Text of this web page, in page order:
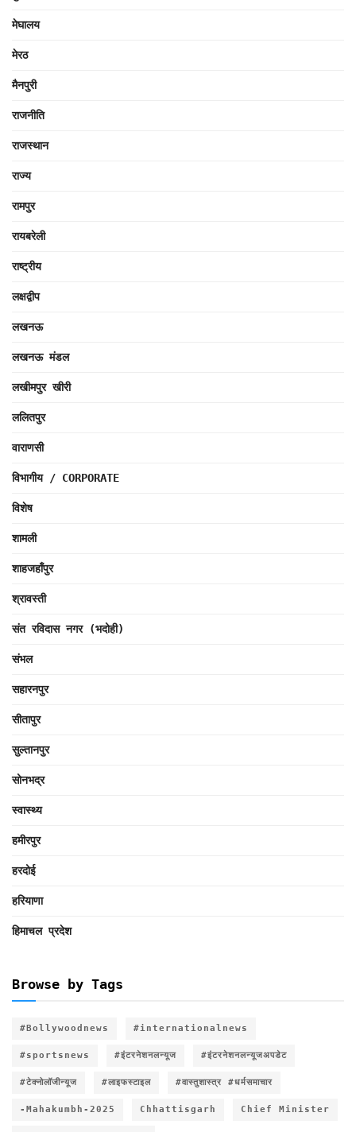
मेघालय
मेरठ
मैनपुरी
राजनीति
राजस्थान
राज्य
रामपुर
रायबरेली
राष्ट्रीय
लक्षद्वीप
लखनऊ
लखनऊ मंडल
लखीमपुर खीरी
ललितपुर
वाराणसी
विभागीय / CORPORATE
विशेष
शामली
शाहजहाँपुर
श्रावस्ती
संत रविदास नगर (भदोही)
संभल
सहारनपुर
सीतापुर
सुल्तानपुर
सोनभद्र
स्वास्थ्य
हमीरपुर
हरदोई
हरियाणा
हिमाचल प्रदेश
Browse by Tags
#Bollywoodnews #internationalnews
#sportsnews #इंटरनेशनलन्यूज #इंटरनेशनलन्यूजअपडेट
#टेक्नोलॉजीन्यूज #लाइफस्टाइल #वास्तुशास्त्र #धर्मसमाचार
-Mahakumbh-2025 Chhattisgarh Chief Minister